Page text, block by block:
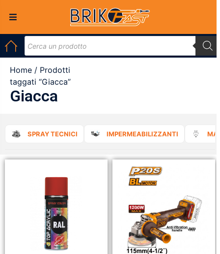
Home / Prodotti
taggati “Giacca”
Giacca
SPRAY TECNICI IMPERMEABILIZZANTI